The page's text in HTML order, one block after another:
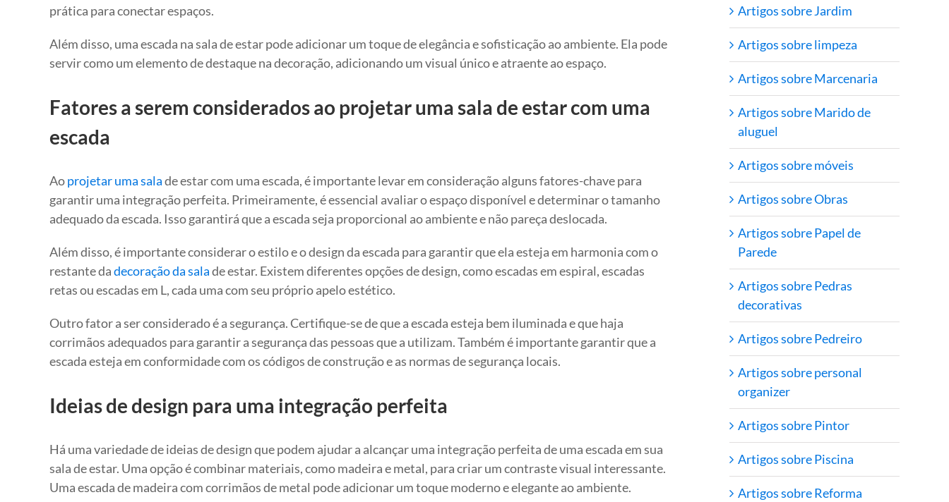
prática para conectar espaços.
Além disso, uma escada na sala de estar pode adicionar um toque de elegância e sofisticação ao ambiente. Ela pode
servir como um elemento de destaque na decoração, adicionando um visual único e atraente ao espaço.
Fatores a serem considerados ao projetar uma sala de estar com uma
escada
Aoprojetar uma salade estar com uma escada, é importante levar em consideração alguns fatores-chave para
garantir uma integração perfeita. Primeiramente, é essencial avaliar o espaço disponível e determinar o tamanho
adequado da escada. Isso garantirá que a escada seja proporcional ao ambiente e não pareça deslocada.
Além disso, é importante considerar o estilo e o design da escada para garantir que ela esteja em harmonia com o
restante dadecoração da salade estar. Existem diferentes opções de design, como escadas em espiral, escadas
retas ou escadas em L, cada uma com seu próprio apelo estético.
Outro fator a ser considerado é a segurança. Certifique-se de que a escada esteja bem iluminada e que haja
corrimãos adequados para garantir a segurança das pessoas que a utilizam. Também é importante garantir que a
escada esteja em conformidade com os códigos de construção e as normas de segurança locais.
Ideias de design para uma integração perfeita
Há uma variedade de ideias de design que podem ajudar a alcançar uma integração perfeita de uma escada em sua
sala de estar. Uma opção é combinar materiais, como madeira e metal, para criar um contraste visual interessante.
Uma escada de madeira com corrimãos de metal pode adicionar um toque moderno e elegante ao ambiente.
Artigos sobre Jardim
Artigos sobre limpeza
Artigos sobre Marcenaria
Artigos sobre Marido de
aluguel
Artigos sobre móveis
Artigos sobre Obras
Artigos sobre Papel de
Parede
Artigos sobre Pedras
decorativas
Artigos sobre Pedreiro
Artigos sobre personal
organizer
Artigos sobre Pintor
Artigos sobre Piscina
Artigos sobre Reforma